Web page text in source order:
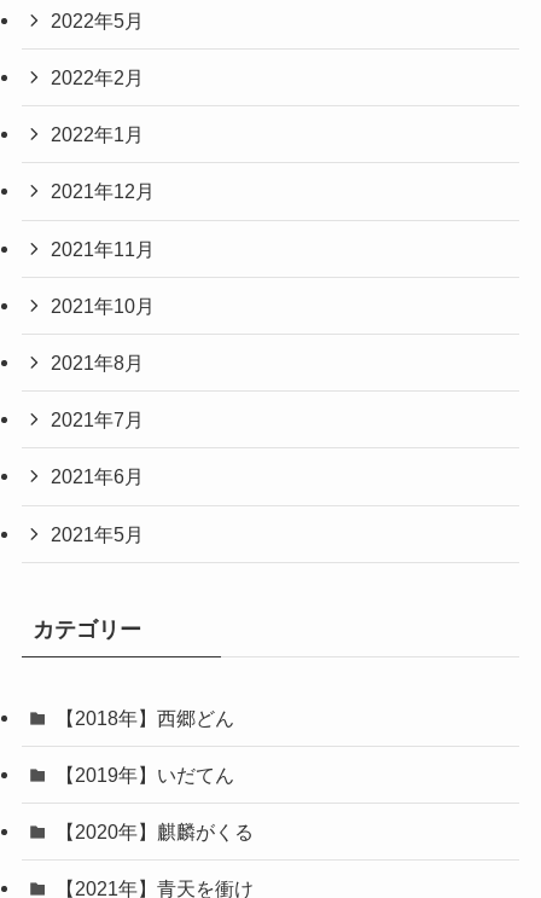
2022年5月
2022年2月
2022年1月
2021年12月
2021年11月
2021年10月
2021年8月
2021年7月
2021年6月
2021年5月
カテゴリー
【2018年】西郷どん
【2019年】いだてん
【2020年】麒麟がくる
【2021年】青天を衝け